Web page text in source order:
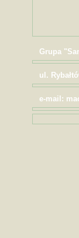
Grupa
ul.
e-mail: